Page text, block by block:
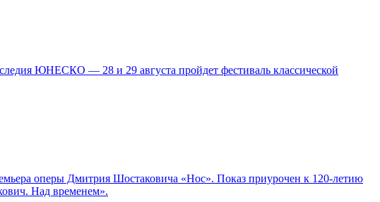
ЮНЕСКО — 28 и 29 августа пройдет фестиваль классической
оперы Дмитрия Шостаковича «Нос». Показ приурочен к 120-летию
Над временем».